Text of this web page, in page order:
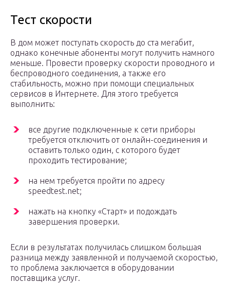
Тест скорости
В дом может поступать скорость до ста мегабит,
однако конечные абоненты могут получить намного
меньше. Провести проверку скорости проводного и
беспроводного соединения, а также его
стабильность, можно при помощи специальных
сервисов в Интернете. Для этого требуется
выполнить:
все другие подключенные к сети приборы
требуется отключить от онлайн-соединения и
оставить только один, с которого будет
проходить тестирование;
на нем требуется пройти по адресу
speedtest.net;
нажать на кнопку «Старт» и подождать
завершения проверки.
Если в результатах получилась слишком большая
разница между заявленной и получаемой скоростью,
то проблема заключается в оборудовании
поставщика услуг.